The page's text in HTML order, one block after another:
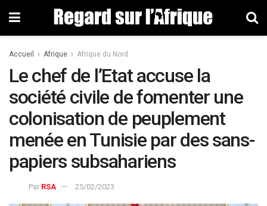
Accueil Afrique Afrique du Nord
Le chef de l’Etat accuse la
société civile de fomenter une
colonisation de peuplement
menée en Tunisie par des sans-
papiers subsahariens
Par RSA 25/02/2023